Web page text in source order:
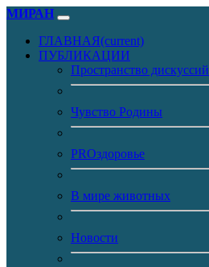
МИРАН
ГЛАВНАЯ(current)
ПУБЛИКАЦИИ
Пространство дискуссий
Чувство Родины
PROздоровье
В мире животных
Новости